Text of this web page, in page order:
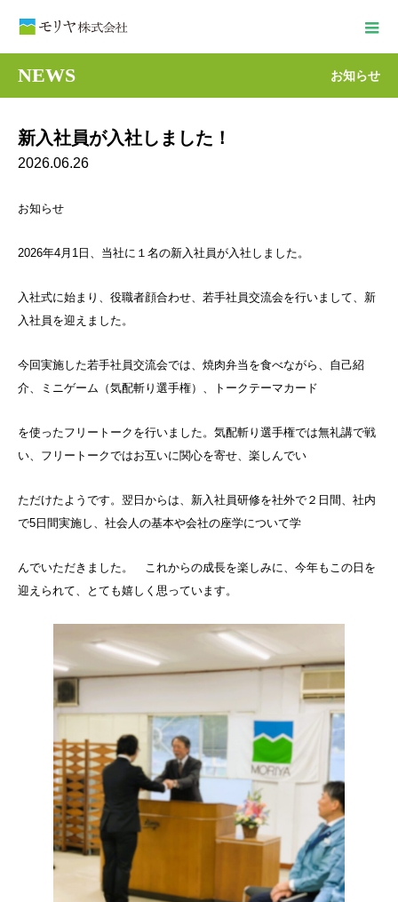
NEWS お知らせ
新入社員が入社しました！
2026.06.26
お知らせ
2026年4月1日、当社に１名の新入社員が入社しました。
入社式に始まり、役職者顔合わせ、若手社員交流会を行いまして、新
入社員を迎えました。
今回実施した若手社員交流会では、焼肉弁当を食べながら、自己紹
介、ミニゲーム（気配斬り選手権）、トークテーマカード
を使ったフリートークを行いました。気配斬り選手権では無礼講で戦
い、フリートークではお互いに関心を寄せ、楽しんでい
ただけたようです。翌日からは、新入社員研修を社外で２日間、社内
で5日間実施し、社会人の基本や会社の座学について学
んでいただきました。 これからの成長を楽しみに、今年もこの日を
迎えられて、とても嬉しく思っています。